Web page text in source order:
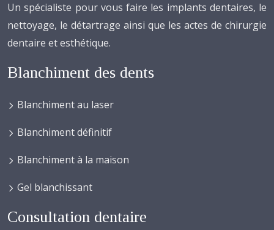
Un spécialiste pour vous faire les implants dentaires, le
nettoyage, le détartrage ainsi que les actes de chirurgie
dentaire et esthétique.
Blanchiment des dents
Blanchiment au laser
Blanchiment définitif
Blanchiment à la maison
Gel blanchissant
Consultation dentaire